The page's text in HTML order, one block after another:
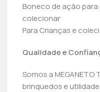
Boneco de ação
colecionar
Para Crianças e
Qualidade e
Somos a
brinquedos e